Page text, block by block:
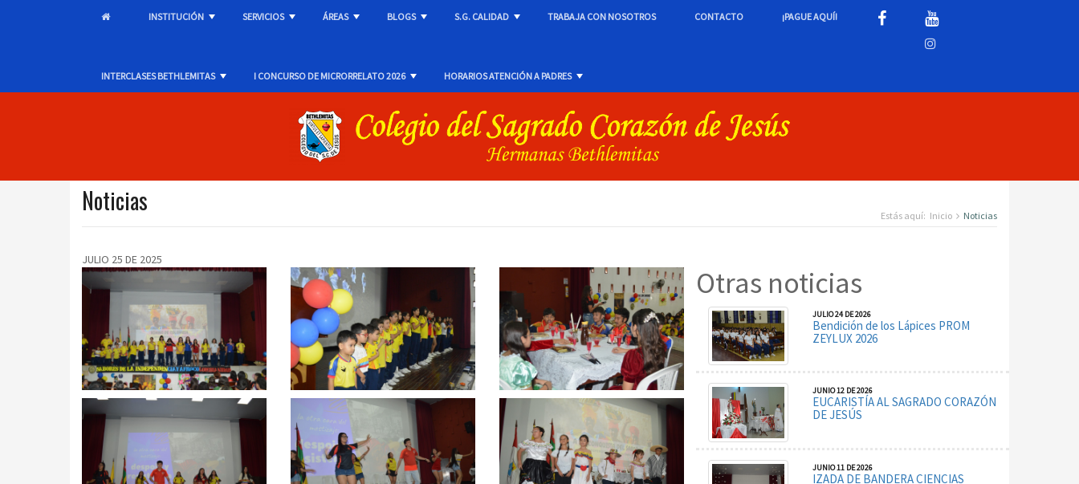
INSTITUCIÓN SERVICIOS ÁREAS BLOGS S.G. CALIDAD TRABAJA CON NOSOTROS CONTACTO ¡PAGUE AQUÍ!
+
INTERCLASES BETHLEMITAS
+
I CONCURSO DE MICRORRELATO 2026
+
HORARIOS ATENCIÓN A PADRES
Noticias Estás aquí: Inicio Noticias
JULIO 25 DE 2025
Otras noticias
JULIO 24 DE 2026
Bendición de los Lápices PROM
ZEYLUX 2026
JUNIO 12 DE 2026
EUCARISTÍA AL SAGRADO CORAZÓN
DE JESÚS
JUNIO 11 DE 2026
IZADA DE BANDERA CIENCIAS